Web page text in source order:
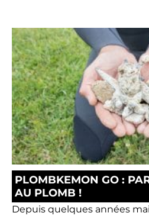
PLOMBKEMON GO :
AU PLOMB !
Depuis quelques années